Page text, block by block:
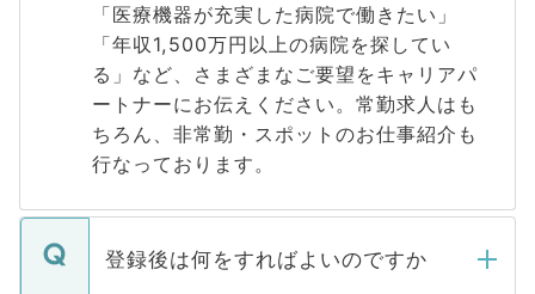
「医療機器が充実した病院で働きたい」
「年収1,500万円以上の病院を探してい
る」など、さまざまなご要望をキャリアパ
ートナーにお伝えください。常勤求人はも
ちろん、非常勤・スポットのお仕事紹介も
行なっております。
登録後は何をすればよいのですか